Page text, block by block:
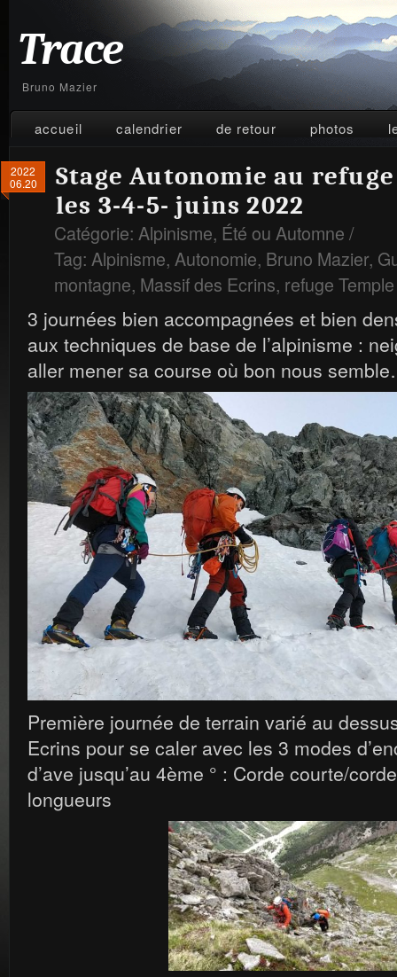
Trace
Bruno Mazier
accueil calendrier de retour photos
2022
06.20
Stage Autonomie au
les 3-4-5- juins 2022
Catégorie: Alpinisme, Été ou Automne /
Tag: Alpinisme, Autonomie, Bruno Mazier,
montagne, Massif des Ecrins, refuge
3 journées bien accompagnées et bien
aux techniques de base de l’alpinisme :
aller mener sa course où bon nous
Première journée de terrain varié au
Ecrins pour se caler avec les 3 modes
d’ave jusqu’au 4ème ° : Corde courte/
longueurs